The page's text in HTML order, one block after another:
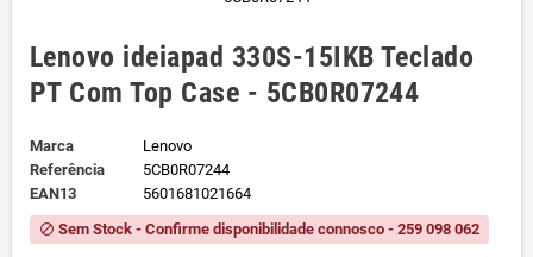
Lenovo ideiapad 330S-15IKB Teclado
PT Com Top Case - 5CB0R07244
Marca
Lenovo
Referência
5CB0R07244
EAN13
5601681021664
block Sem Stock - Confirme disponibilidade connosco - 259 098 062